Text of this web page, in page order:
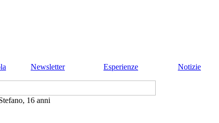
Newsletter Esperienze Notizie
16 anni